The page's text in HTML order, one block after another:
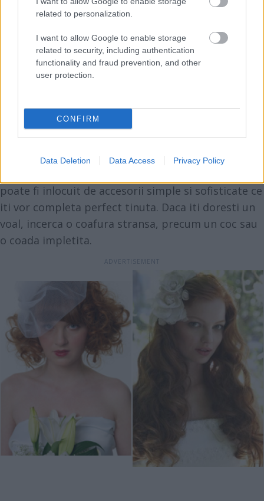
related to personalization.
I want to allow Google to enable storage
related to security, including authentication
functionality and fraud prevention, and other
user protection.
CONFIRM
Data Deletion Data Access Privacy Policy
Coafura fara voal
In cazul in care parul este foarte voluminos si iti
doresti o coafura cu parul liber pe spate, atunci e
poate fi inlocuit de accesorii simple si sofisticate ce
iti vor completa perfect tinuta. Daca iti doresti un
voal, incerca o coafura stransa, precum un coc sau
o coada impletita.